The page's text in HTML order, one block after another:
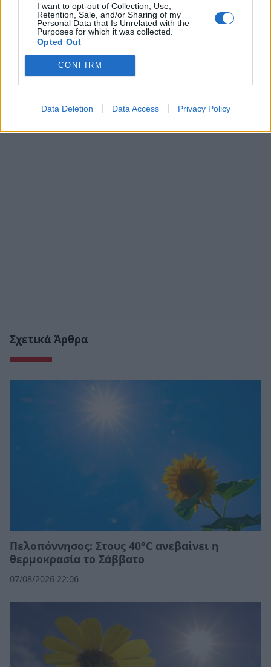
I want to opt-out of Collection, Use,
Retention, Sale, and/or Sharing of my
Personal Data that Is Unrelated with the
Purposes for which it was collected.
Opted Out
CONFIRM
Data Deletion Data Access Privacy Policy
Σχετικά Άρθρα
Πελοπόννησος: Στους 40°C ανεβαίνει η
θερμοκρασία το Σάββατο
07/08/2026 22:06